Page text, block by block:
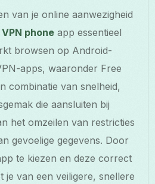
van je online aanwezigheid
VPN phone app essentieel
browsen op Android-
apps, waaronder Free
combinatie van snelheid,
die aansluiten bij
het omzeilen van restricties
gevoelige gegevens. Door
te kiezen en deze correct
je van een veiligere, snellere